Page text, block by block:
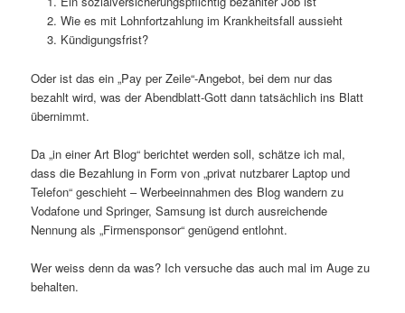
Wie es mit Lohnfortzahlung im Krankheitsfall aussieht
Kündigungsfrist?
Oder ist das ein „Pay per Zeile“-Angebot, bei dem nur das
bezahlt wird, was der Abendblatt-Gott dann tatsächlich ins Blatt
übernimmt.
Da „in einer Art Blog“ berichtet werden soll, schätze ich mal,
dass die Bezahlung in Form von „privat nutzbarer Laptop und
Telefon“ geschieht – Werbeeinnahmen des Blog wandern zu
Vodafone und Springer, Samsung ist durch ausreichende
Nennung als „Firmensponsor“ genügend entlohnt.
Wer weiss denn da was? Ich versuche das auch mal im Auge zu
behalten.